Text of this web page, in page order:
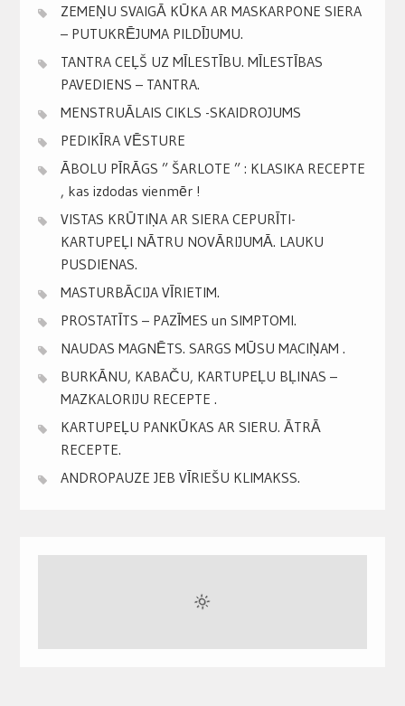
ZEMEŅU SVAIGĀ KŪKA AR MASKARPONE SIERA
– PUTUKRĒJUMA PILDĪJUMU.
TANTRA CEĻŠ UZ MĪLESTĪBU. MĪLESTĪBAS
PAVEDIENS – TANTRA.
MENSTRUĀLAIS CIKLS -SKAIDROJUMS
PEDIKĪRA VĒSTURE
ĀBOLU PĪRĀGS ” ŠARLOTE ” : KLASIKA RECEPTE
, kas izdodas vienmēr !
VISTAS KRŪTIŅA AR SIERA CEPURĪTI-
KARTUPEĻI NĀTRU NOVĀRIJUMĀ. LAUKU
PUSDIENAS.
MASTURBĀCIJA VĪRIETIM.
PROSTATĪTS – PAZĪMES un SIMPTOMI.
NAUDAS MAGNĒTS. SARGS MŪSU MACIŅAM .
BURKĀNU, KABAČU, KARTUPEĻU BĻINAS –
MAZKALORIJU RECEPTE .
KARTUPEĻU PANKŪKAS AR SIERU. ĀTRĀ
RECEPTE.
ANDROPAUZE JEB VĪRIEŠU KLIMAKSS.